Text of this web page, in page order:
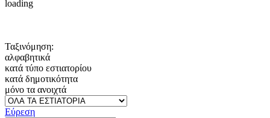
loading
Ταξινόμηση:
αλφαβητικά
κατά τύπο εστιατορίου
κατά δημοτικότητα
μόνο τα ανοιχτά
Εύρεση